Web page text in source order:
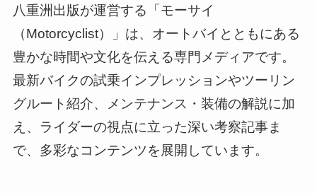
八重洲出版が運営する「モーサイ
（Motorcyclist）」は、オートバイとともにある
豊かな時間や文化を伝える専門メディアです。
最新バイクの試乗インプレッションやツーリン
グルート紹介、メンテナンス・装備の解説に加
え、ライダーの視点に立った深い考察記事ま
で、多彩なコンテンツを展開しています。